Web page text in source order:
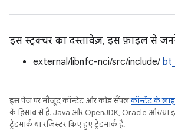
इस स्ट्रक्चर का दस्तावेज़, इस फ़ाइल से
external/libnfc-nci/src/include/
इस पेज पर मौजूद कॉन्टेंट और कोड सैंपलकॉन्टेंट के
के हिसाब से हैं. Java और OpenJDK, Oracle और/या
ट्रेडमार्क या रजिस्टर किए हुए ट्रेडमार्क हैं.